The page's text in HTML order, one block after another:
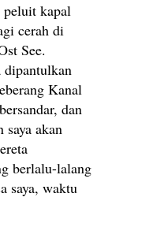
peluit kapal
cerah di
See.
dipantulkan
Kanal
dan
saya akan
berlalu-lalang
saya, waktu